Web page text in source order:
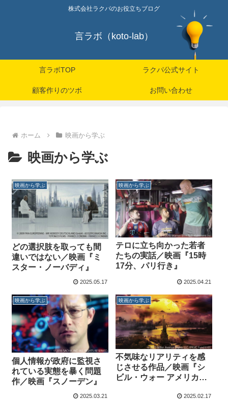
株式会社ラクパのお役立ちブログ
言ラボ（koto-lab）
言ラボTOP ラクパ公式サイト
顧客作りのツボ お問い合わせ
ホーム 映画から学ぶ
映画から学ぶ
映画から学ぶ
どの選択肢を取っても間
違いではない／映画『ミ
スター・ノーバディ』
2025.05.17
映画から学ぶ
テロに立ち向かった若者
たちの実話／映画『15時
17分、パリ行き』
2025.04.21
映画から学ぶ
個人情報が政府に監視さ
れている実態を暴く問題
作／映画『スノーデン』
2025.03.21
映画から学ぶ
不気味なリアリティを感
じさせる作品／映画『シ
ビル・ウォー アメリカ最
2025.02.17